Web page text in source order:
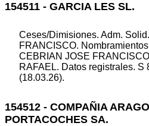
154511 - GARCIA LES SL.
Ceses/Dimisiones. Adm.
FRANCISCO.
CEBRIAN JOSE
RAFAEL. Datos registrales. S
(18.03.26).
154512 - COMPAÑIA
PORTACOCHES SA.